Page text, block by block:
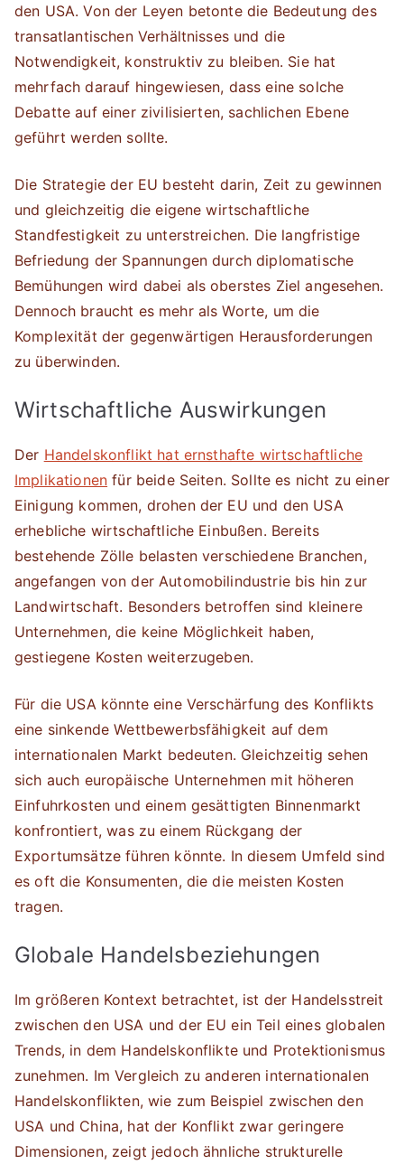
den USA. Von der Leyen betonte die Bedeutung des
transatlantischen Verhältnisses und die
Notwendigkeit, konstruktiv zu bleiben. Sie hat
mehrfach darauf hingewiesen, dass eine solche
Debatte auf einer zivilisierten, sachlichen Ebene
geführt werden sollte.
Die Strategie der EU besteht darin, Zeit zu gewinnen
und gleichzeitig die eigene wirtschaftliche
Standfestigkeit zu unterstreichen. Die langfristige
Befriedung der Spannungen durch diplomatische
Bemühungen wird dabei als oberstes Ziel angesehen.
Dennoch braucht es mehr als Worte, um die
Komplexität der gegenwärtigen Herausforderungen
zu überwinden.
Wirtschaftliche Auswirkungen
Der Handelskonflikt hat ernsthafte wirtschaftliche
Implikationen für beide Seiten. Sollte es nicht zu einer
Einigung kommen, drohen der EU und den USA
erhebliche wirtschaftliche Einbußen. Bereits
bestehende Zölle belasten verschiedene Branchen,
angefangen von der Automobilindustrie bis hin zur
Landwirtschaft. Besonders betroffen sind kleinere
Unternehmen, die keine Möglichkeit haben,
gestiegene Kosten weiterzugeben.
Für die USA könnte eine Verschärfung des Konflikts
eine sinkende Wettbewerbsfähigkeit auf dem
internationalen Markt bedeuten. Gleichzeitig sehen
sich auch europäische Unternehmen mit höheren
Einfuhrkosten und einem gesättigten Binnenmarkt
konfrontiert, was zu einem Rückgang der
Exportumsätze führen könnte. In diesem Umfeld sind
es oft die Konsumenten, die die meisten Kosten
tragen.
Globale Handelsbeziehungen
Im größeren Kontext betrachtet, ist der Handelsstreit
zwischen den USA und der EU ein Teil eines globalen
Trends, in dem Handelskonflikte und Protektionismus
zunehmen. Im Vergleich zu anderen internationalen
Handelskonflikten, wie zum Beispiel zwischen den
USA und China, hat der Konflikt zwar geringere
Dimensionen, zeigt jedoch ähnliche strukturelle